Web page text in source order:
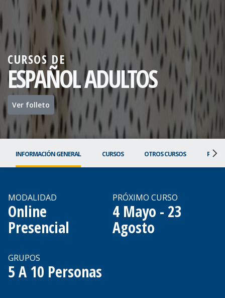
CURSOS DE
ESPAÑOL ADULTOS
Ver folleto
INFORMACIÓN GENERAL CURSOS OTROS CURSOS
MODALIDAD
Online
Presencial
PRÓXIMO CURSO
4 Mayo - 23
Agosto
GRUPOS
5 A 10 Personas